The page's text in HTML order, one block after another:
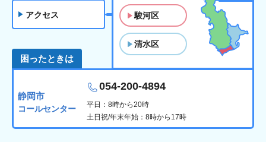
アクセス 駿河区
清水区
困ったときは
静岡市
コールセンター
054-200-4894
平日：8時から20時
土日祝/年末年始：8時から17時